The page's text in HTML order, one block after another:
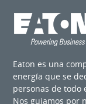
Eaton es una
energía que se
personas de todo
Nos guiamos por